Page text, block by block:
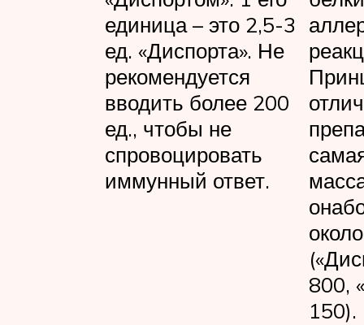
единица – это 2,5-3
ед. «Диспорта». Не
рекомендуется
вводить более 200
ед., чтобы не
спровоцировать
иммунный ответ.
800,
150).